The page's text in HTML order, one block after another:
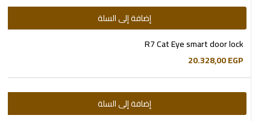
إضافة إلى السلة
R7 Cat Eye smart door lock
20.328,00EGP
إضافة إلى السلة